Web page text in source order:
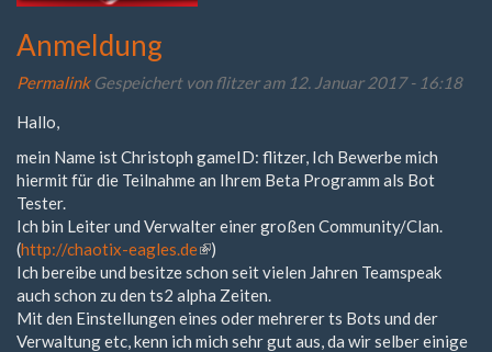
Anmeldung
Permalink Gespeichert von flitzeram 12. Januar 2017 - 16:18
Hallo,
mein Name ist Christoph gameID: flitzer, Ich Bewerbe mich
hiermit für die Teilnahme an Ihrem Beta Programm als Bot
Tester.
Ich bin Leiter und Verwalter einer großen Community/Clan.
(http://chaotix-eagles.de(Link
ist
extern)
)
Ich bereibe und besitze schon seit vielen Jahren Teamspeak
auch schon zu den ts2 alpha Zeiten.
Mit den Einstellungen eines oder mehrerer ts Bots und der
Verwaltung etc, kenn ich mich sehr gut aus, da wir selber einige